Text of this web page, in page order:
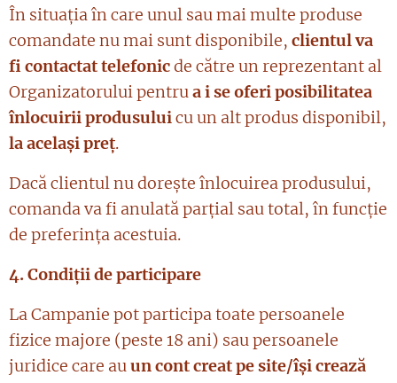
În situația în care unul sau mai multe produse
comandate nu mai sunt disponibile, clientul va
fi contactat telefonicde către un reprezentant al
Organizatorului pentrua i se oferi posibilitatea
înlocuirii produsuluicu un alt produs disponibil,
la același preț.
Dacă clientul nu dorește înlocuirea produsului,
comanda va fi anulată parțial sau total, în funcție
de preferința acestuia.
4. Condiții de participare
La Campanie pot participa toate persoanele
fizice majore (peste 18 ani) sau persoanele
juridice care auun cont creat pe site/își crează